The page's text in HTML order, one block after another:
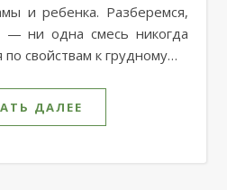
и ребенка. Разберемся,
— ни одна смесь никогда
свойствам к грудному…
ДАЛЕЕ